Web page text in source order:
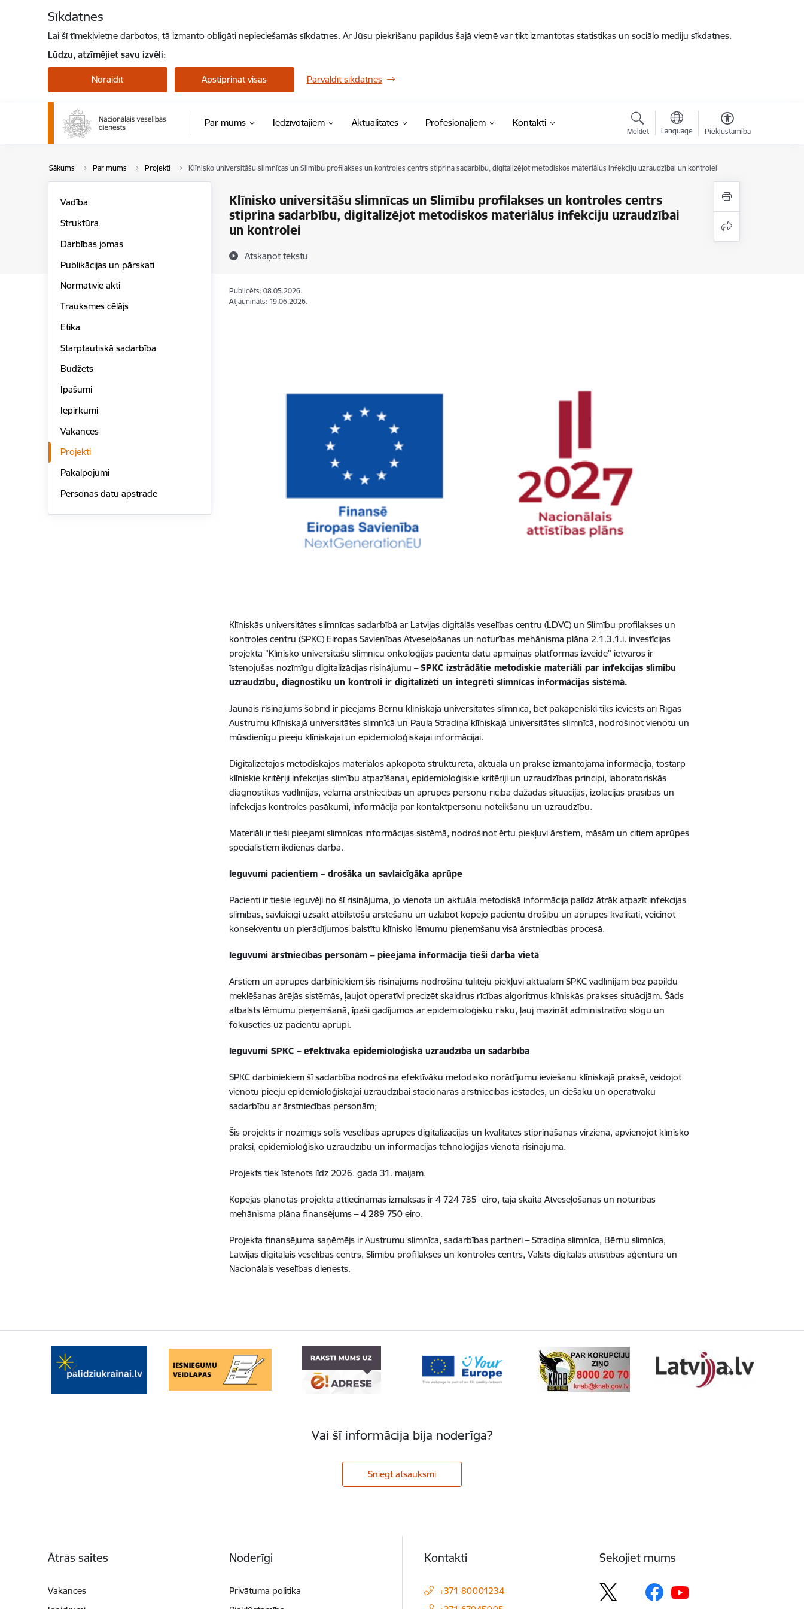
Sīkdatnes
Lai šī tīmekļvietne darbotos, tā izmanto obligāti nepieciešamās sīkdatnes. Ar Jūsu piekrišanu papildus šajā vietnē var tikt izmantotas statistikas un sociālo mediju sīkdatnes.
Lūdzu, atzīmējiet savu izvēli:
Noraidīt Apstiprināt visas Pārvaldīt sīkdatnes
Par mums Iedzīvotājiem Aktualitātes Profesionāļiem Kontakti
Meklēt Language Piekļūstamība
Sākums Par mums Projekti Klīnisko universitāšu slimnīcas un Slimību profilakses un kontroles centrs stiprina sadarbību, digitalizējot metodiskos materiālus infekciju uzraudzībai un kontrolei
Klīnisko universitāšu slimnīcas un Slimību profilakses un kontroles centrs
stiprina sadarbību, digitalizējot metodiskos materiālus infekciju uzraudzībai
un kontrolei
Atskaņot tekstu
Vadība
Struktūra
Darbības jomas
Publikācijas un pārskati
Normatīvie akti
Trauksmes cēlājs
Ētika
Starptautiskā sadarbība
Budžets
Īpašumi
Iepirkumi
Vakances
Projekti
Pakalpojumi
Personas datu apstrāde
Publicēts: 08.05.2026.
Atjaunināts: 19.06.2026.
Klīniskās universitātes slimnīcas sadarbībā ar Latvijas digitālās veselības centru (LDVC) un Slimību profilakses un
kontroles centru (SPKC) Eiropas Savienības Atveseļošanas un noturības mehānisma plāna 2.1.3.1.i. investīcijas
projekta "Klīnisko universitāšu slimnīcu onkoloģijas pacienta datu apmaiņas platformas izveide" ietvaros ir
īstenojušas nozīmīgu digitalizācijas risinājumu –SPKC izstrādātie metodiskie materiāli par infekcijas slimību
uzraudzību, diagnostiku un kontroli ir digitalizēti un integrēti slimnīcas informācijas sistēmā.
Jaunais risinājums šobrīd ir pieejams Bērnu klīniskajā universitātes slimnīcā, bet pakāpeniski tiks ieviests arī Rīgas
Austrumu klīniskajā universitātes slimnīcā un Paula Stradiņa klīniskajā universitātes slimnīcā, nodrošinot vienotu un
mūsdienīgu pieeju klīniskajai un epidemioloģiskajai informācijai.
Digitalizētajos metodiskajos materiālos apkopota strukturēta, aktuāla un praksē izmantojama informācija, tostarp
klīniskie kritēriji infekcijas slimību atpazīšanai, epidemioloģiskie kritēriji un uzraudzības principi, laboratoriskās
diagnostikas vadlīnijas, vēlamā ārstniecības un aprūpes personu rīcība dažādās situācijās, izolācijas prasības un
infekcijas kontroles pasākumi, informācija par kontaktpersonu noteikšanu un uzraudzību.
Materiāli ir tieši pieejami slimnīcas informācijas sistēmā, nodrošinot ērtu piekļuvi ārstiem, māsām un citiem aprūpes
speciālistiem ikdienas darbā.
Ieguvumi pacientiem – drošāka un savlaicīgāka aprūpe
Pacienti ir tiešie ieguvēji no šī risinājuma, jo vienota un aktuāla metodiskā informācija palīdz ātrāk atpazīt infekcijas
slimības, savlaicīgi uzsākt atbilstošu ārstēšanu un uzlabot kopējo pacientu drošību un aprūpes kvalitāti, veicinot
konsekventu un pierādījumos balstītu klīnisko lēmumu pieņemšanu visā ārstniecības procesā.
Ieguvumi ārstniecības personām – pieejama informācija tieši darba vietā
Ārstiem un aprūpes darbiniekiem šis risinājums nodrošina tūlītēju piekļuvi aktuālām SPKC vadlīnijām bez papildu
meklēšanas ārējās sistēmās, ļaujot operatīvi precizēt skaidrus rīcības algoritmus klīniskās prakses situācijām. Šāds
atbalsts lēmumu pieņemšanā, īpaši gadījumos ar epidemioloģisku risku, ļauj mazināt administratīvo slogu un
fokusēties uz pacientu aprūpi.
Ieguvumi SPKC – efektīvāka epidemioloģiskā uzraudzība un sadarbība
SPKC darbiniekiem šī sadarbība nodrošina efektīvāku metodisko norādījumu ieviešanu klīniskajā praksē, veidojot
vienotu pieeju epidemioloģiskajai uzraudzībai stacionārās ārstniecības iestādēs, un ciešāku un operatīvāku
sadarbību ar ārstniecības personām;
Šis projekts ir nozīmīgs solis veselības aprūpes digitalizācijas un kvalitātes stiprināšanas virzienā, apvienojot klīnisko
praksi, epidemioloģisko uzraudzību un informācijas tehnoloģijas vienotā risinājumā.
Projekts tiek īstenots līdz 2026. gada 31. maijam.
Kopējās plānotās projekta attiecināmās izmaksas ir 4 724 735 eiro, tajā skaitā Atveseļošanas un noturības
mehānisma plāna finansējums – 4 289 750 eiro.
Projekta finansējuma saņēmējs ir Austrumu slimnīca, sadarbības partneri – Stradiņa slimnīca, Bērnu slimnīca,
Latvijas digitālais veselības centrs, Slimību profilakses un kontroles centrs, Valsts digitālās attīstības aģentūra un
Nacionālais veselības dienests.
Vai šī informācija bija noderīga?
Sniegt atsauksmi
Ātrās saites
Vakances
Noderīgi
Privātuma politika
Kontakti
+371 80001234
Sekojiet mums